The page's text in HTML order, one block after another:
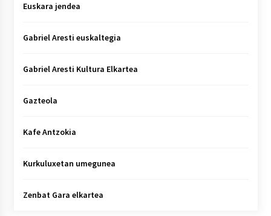
Euskara jendea
Gabriel Aresti euskaltegia
Gabriel Aresti Kultura Elkartea
Gazteola
Kafe Antzokia
Kurkuluxetan umegunea
Zenbat Gara elkartea